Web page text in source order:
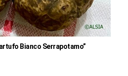
Bianco Serrapotamo”